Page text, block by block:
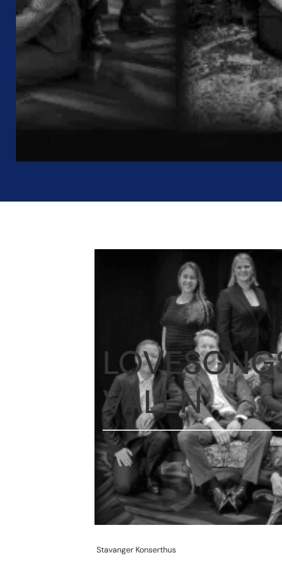
VALEN
Stavanger Konserthus